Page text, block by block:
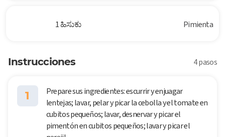
1 ಹಿಸುಕು Pimienta
Instrucciones 4 pasos
1
Prepare sus ingredientes: escurrir y enjuagar
lentejas; lavar, pelar y picar la cebolla y el tomate en
cubitos pequeños; lavar, desnervar y picar el
pimentón en cubitos pequeños; lavar y picar el